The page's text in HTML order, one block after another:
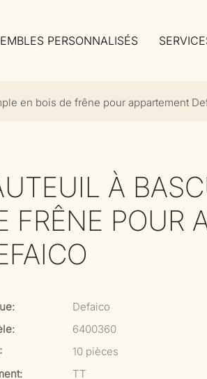
PERSONNALISÉS
en bois de frêne pour appartement
À
FRÊNE POUR
Defaico
6400360
10 pièces
TT